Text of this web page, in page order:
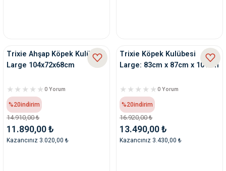
Trixie Ahşap Köpek Kulübesi
Large 104x72x68cm
0 Yorum
%20indirim
14.910,00 ₺
11.890,00 ₺
Kazancınız 3.020,00 ₺
Trixie Köpek Kulübesi
Large: 83cm x 87cm x 101cm
0 Yorum
%20indirim
16.920,00 ₺
13.490,00 ₺
Kazancınız 3.430,00 ₺